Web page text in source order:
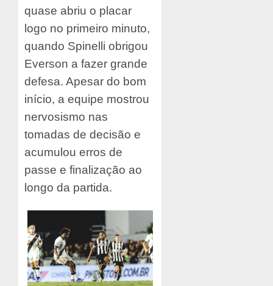
quase abriu o placar
logo no primeiro minuto,
quando Spinelli obrigou
Everson a fazer grande
defesa. Apesar do bom
início, a equipe mostrou
nervosismo nas
tomadas de decisão e
acumulou erros de
passe e finalização ao
longo da partida.